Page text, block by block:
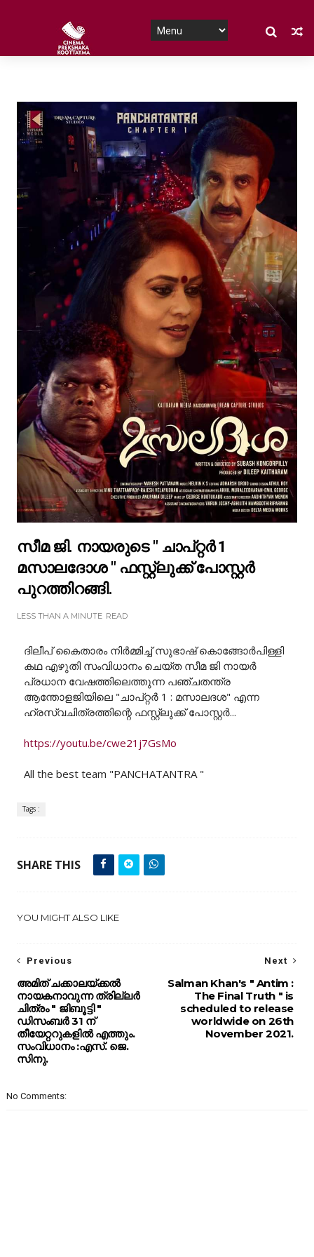
സീമ ജി. നായരുടെ " ചാപ്റ്റർ 1
മസാലദോശ " ഫസ്റ്റ്ലുക്ക് പോസ്റ്റർ
പുറത്തിറങ്ങി.
LESS THAN A MINUTE READ
ദിലീപ് കൈതാരം നിർമ്മിച്ച് സുഭാഷ് കൊങ്ങോർപിള്ളി
കഥ എഴുതി സംവിധാനം ചെയ്ത സീമ ജി നായർ
പ്രധാന വേഷത്തിലെത്തുന്ന പഞ്ചതന്ത്ര
ആന്തോളജിയിലെ "ചാപ്റ്റർ 1 : മസാലദശ" എന്ന
ഹ്രസ്വചിത്രത്തിന്റെ ഫസ്റ്റ്ലുക്ക് പോസ്റ്റർ...
https://youtu.be/cwe21j7GsMo
All the best team "PANCHATANTRA "
Tags :
SHARE THIS
YOU MIGHT ALSO LIKE
Next
Salman Khan's " Antim :
The Final Truth " is
scheduled to release
worldwide on 26th
November 2021.
Previous
അമിത് ചക്കാലയ്ക്കൽ
നായകനാവുന്ന ത്രില്ലർ
ചിത്രം " ജിബൂട്ടി "
ഡിസംബർ 31 ന്
തീയേറ്ററുകളിൽ എത്തും.
സംവിധാനം :എസ്. ജെ.
സിനു.
No Comments: